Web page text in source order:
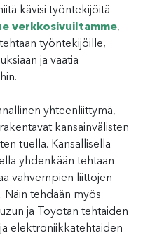
kävisi työntekijöitä
verkkosivuiltamme,
työntekijöille,
ja vaatia
yhteenliittymä,
kansainvälisten
tuella. Kansallisella
yhdenkään tehtaan
vahvempien liittojen
tehdään myös
ja Toyotan tehtaiden
elektroniikkatehtaiden